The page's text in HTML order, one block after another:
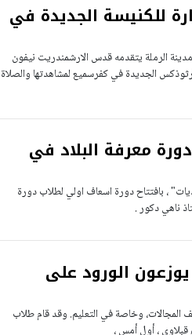
للكنيسة الجديدة في
الرملة يتقدمه قدس الارشمندريت نيفون
الجديدة في كفرسميع لمشاهدتها والصلاة
معرفة البلاد في
، بافتتاح دورة اسعاف اولي لطلاب دورة
ناهي دكور .
الورود على
المجالات، وخاصة في التعليم. وقد قام طلاب
قبلاوي ، أول أمس ،